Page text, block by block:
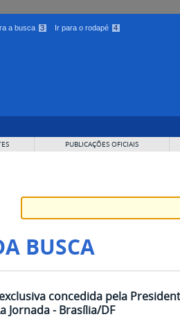
a busca 3 Ir para o rodapé 4
PUBLICAÇÕES OFICIAIS
BUSCA
concedida pela
Jornada - Brasília/DF